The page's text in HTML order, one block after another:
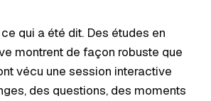
qui a été dit. Des études en
montrent de façon robuste que
vécu une session interactive
des questions, des moments